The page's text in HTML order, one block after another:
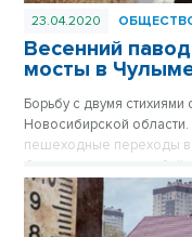
23.04.2020
Весенний
мосты в
Борьбу с двумя
Новосибирской
пешеходные переходы в
болотных сапог не
лесные и ландшафтные